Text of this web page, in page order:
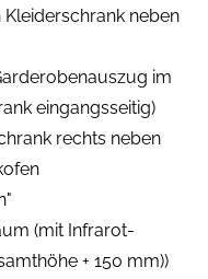
neben
im
eingangsseitig)
rechts neben
(mit Infrarot-
+ 150 mm))